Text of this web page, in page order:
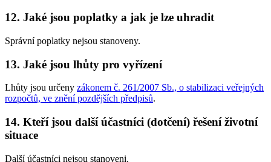
12. Jaké jsou poplatky a jak je lze uhradit
Správní poplatky nejsou stanoveny.
13. Jaké jsou lhůty pro vyřízení
Lhůty jsou určeny zákonem č. 261/2007 Sb., o stabilizaci veřejných
rozpočtů, ve znění pozdějších předpisů.
14. Kteří jsou další účastníci (dotčení) řešení životní
situace
Další účastníci nejsou stanoveni.